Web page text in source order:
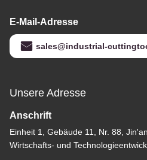
E-Mail-Adresse
sales@industrial-
Unsere Adresse
Anschrift
Einheit 1, Gebäude 11, Nr. 88,
Wirtschafts- und